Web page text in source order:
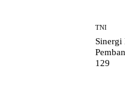
TNI
Sinergi
129